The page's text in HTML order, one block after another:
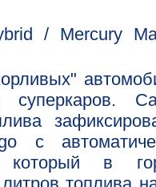
/ Mercury
суперкаров.
с
который в